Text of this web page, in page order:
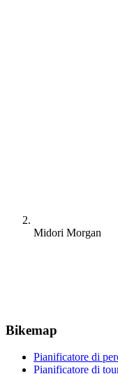
Midori Morgan
Bikemap
Pianificatore di
Pianificatore di